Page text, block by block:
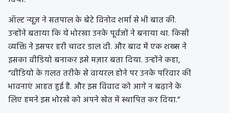
ऑल्ट न्यूज़ ने सतपाल के बेटे विनोद शर्मा से भी बात की.
उन्होंने बताया कि ये भोरखा उनके पूर्वजों ने बनाया था. किसी
व्यक्ति ने इसपर हरी चादर डाल दी. और बाद में एक शख्स ने
इसका वीडियो बनाकर इसे मज़ार बता दिया. उन्होंने कहा,
“वीडियो के ग़लत तरीके से वायरल होने पर उनके परिवार की
भावनाएं आहत हुई है. और इस विवाद को आगे न बढ़ाने के
लिए हमने इस भोरखे को अपने खेत में स्थापित कर दिया.”